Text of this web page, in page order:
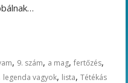
, 9. szám, a mag,fertőzés,
legenda vagyok, lista,Tétékás